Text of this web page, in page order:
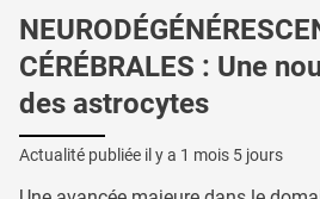
CÉRÉBRALES : Une
des astrocytes
Actualité publiée il y a 1 mois 5 jours